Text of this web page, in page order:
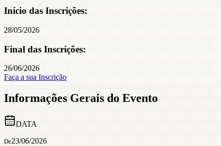
Início das Inscrições:
28/05/2026
Final das Inscrições:
26/06/2026
Faça a sua Inscrição
Informações Gerais do Evento
DATA
De23/06/2026